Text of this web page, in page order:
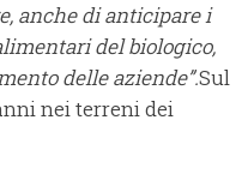
anche di anticipare i
del biologico,
delle aziende”.Sul
nei terreni dei